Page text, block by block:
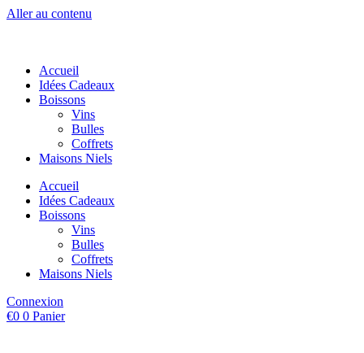
Aller au contenu
Accueil
Idées Cadeaux
Boissons
Vins
Bulles
Coffrets
Maisons Niels
Accueil
Idées Cadeaux
Boissons
Vins
Bulles
Coffrets
Maisons Niels
Connexion
€0 0 Panier